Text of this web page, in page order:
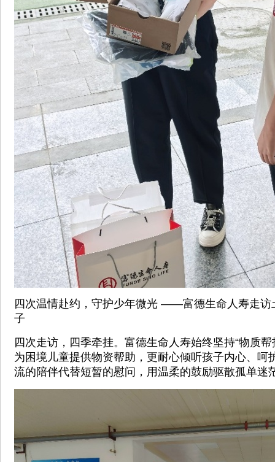
四次温情赴约，守护少年微光 ——富德生命人寿走访
子
四次走访，四季牵挂。富德生命人寿始终坚持“物质
为困境儿童提供物资帮助，更耐心倾听孩子内心、呵
流的陪伴代替短暂的慰问，用温柔的鼓励驱散孤单迷